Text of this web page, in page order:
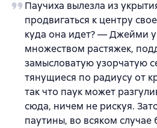
Паучиха вылезла из
продвигаться к центру
куда она идет? — Джейми
множеством растяжек,
замысловатую узорчатую
тянущиеся по радиусу от
так что паук может
сюда, ничем не рискуя.
паутины, во всяком случае